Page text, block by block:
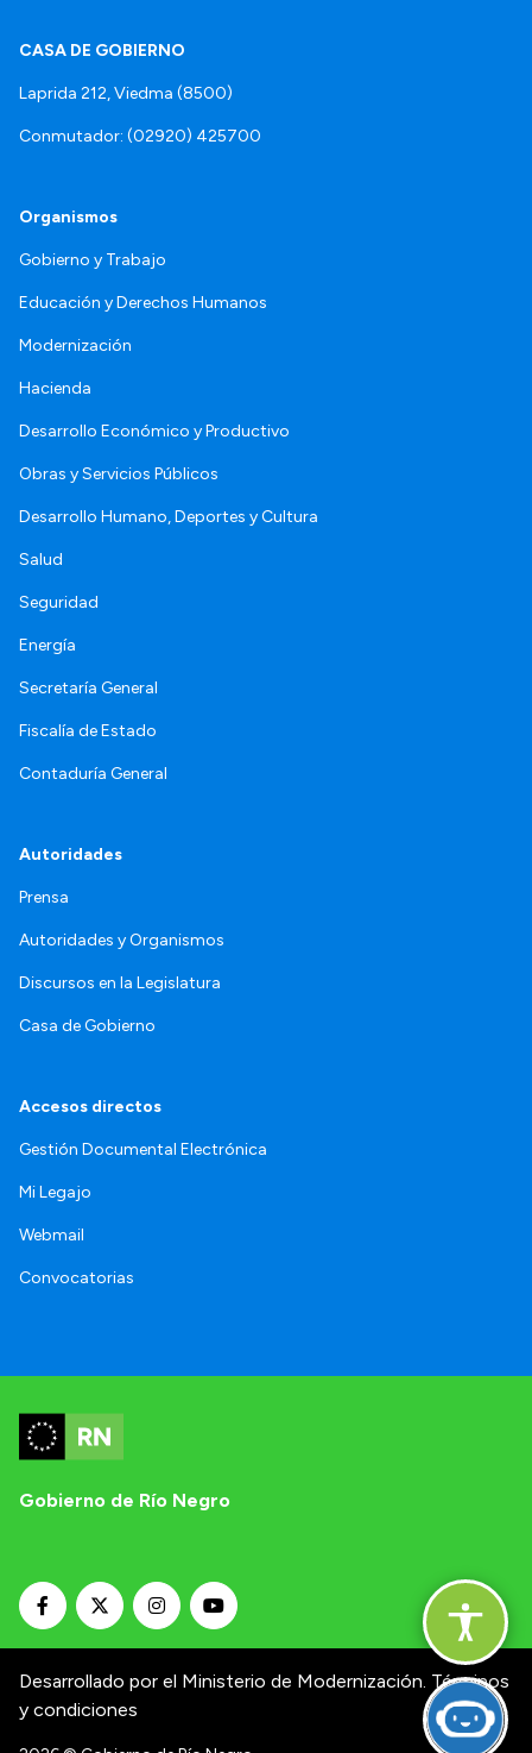
CASA DE GOBIERNO
Laprida 212, Viedma (8500)
Conmutador: (02920) 425700
Organismos
Gobierno y Trabajo
Educación y Derechos Humanos
Modernización
Hacienda
Desarrollo Económico y Productivo
Obras y Servicios Públicos
Desarrollo Humano, Deportes y Cultura
Salud
Seguridad
Energía
Secretaría General
Fiscalía de Estado
Contaduría General
Autoridades
Prensa
Autoridades y Organismos
Discursos en la Legislatura
Casa de Gobierno
Accesos directos
Gestión Documental Electrónica
Mi Legajo
Webmail
Convocatorias
Gobierno de Río Negro
Desarrollado por el Ministerio de Modernización. Términos
y condiciones